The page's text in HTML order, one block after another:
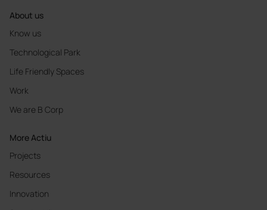
About us
Know us
Technological Park
Life Friendly Spaces
Work
We are B Corp
More Actiu
Projects
Resources
Innovation